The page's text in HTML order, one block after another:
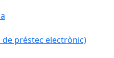
de préstec electrònic)